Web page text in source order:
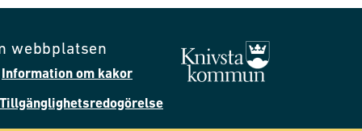
webbplatsen
Information om kakor
Tillgänglighetsredogörelse